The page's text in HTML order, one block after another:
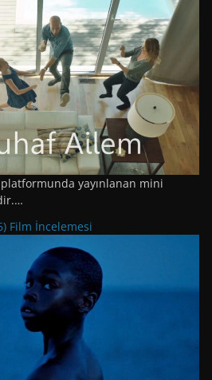
yayınlanan mini
Film İncelemesi